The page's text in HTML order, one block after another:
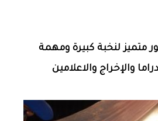
متميز لنخبة كبيرة ومهمة
والإخراج والاعلامين